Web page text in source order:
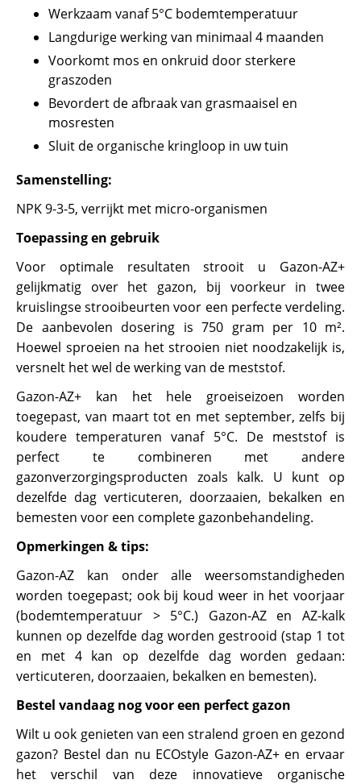
Werkzaam vanaf 5°C bodemtemperatuur
Langdurige werking van minimaal 4 maanden
Voorkomt mos en onkruid door sterkere
graszoden
Bevordert de afbraak van grasmaaisel en
mosresten
Sluit de organische kringloop in uw tuin
Samenstelling:
NPK 9-3-5, verrijkt met micro-organismen
Toepassing en gebruik
Voor optimale resultaten strooit u Gazon-AZ+
gelijkmatig over het gazon, bij voorkeur in twee
kruislingse strooibeurten voor een perfecte verdeling.
De aanbevolen dosering is 750 gram per 10 m².
Hoewel sproeien na het strooien niet noodzakelijk is,
versnelt het wel de werking van de meststof.
Gazon-AZ+ kan het hele groeiseizoen worden
toegepast, van maart tot en met september, zelfs bij
koudere temperaturen vanaf 5°C. De meststof is
perfect te combineren met andere
gazonverzorgingsproducten zoals kalk. U kunt op
dezelfde dag verticuteren, doorzaaien, bekalken en
bemesten voor een complete gazonbehandeling.
Opmerkingen & tips:
Gazon-AZ kan onder alle weersomstandigheden
worden toegepast; ook bij koud weer in het voorjaar
(bodemtemperatuur > 5°C.) Gazon-AZ en AZ-kalk
kunnen op dezelfde dag worden gestrooid (stap 1 tot
en met 4 kan op dezelfde dag worden gedaan:
verticuteren, doorzaaien, bekalken en bemesten).
Bestel vandaag nog voor een perfect gazon
Wilt u ook genieten van een stralend groen en gezond
gazon? Bestel dan nu ECOstyle Gazon-AZ+ en ervaar
het verschil van deze innovatieve organische